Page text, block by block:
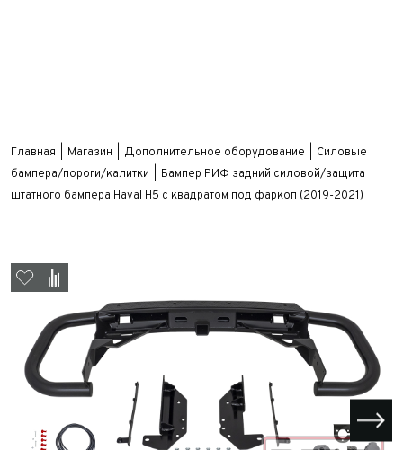
Главная Магазин Дополнительное оборудование
Силовые
бампера/пороги/калитки
Бампер РИФ задний силовой/защита
штатного бампера Haval H5 c квадратом под фаркоп (2019-2021)